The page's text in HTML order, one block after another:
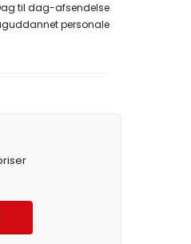
til dag-afsendelse
personale